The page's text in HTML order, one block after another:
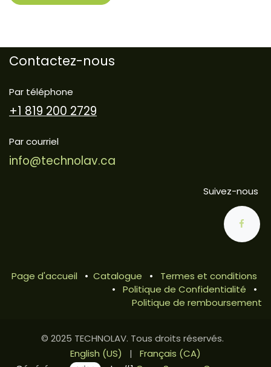
Contactez-nous
Par téléphone
+1 819 200 2729
Par courriel
info@technolav.ca
Suivez-nous
Page d'accueil • Catalogue •
Termes et conditions
•
Politique de Confidentialité
•
Politique de remboursement
© 2025 TECHNOLAV. Tous droits réservés.
English (US)
|
Français (CA)